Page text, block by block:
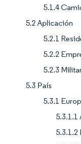
5.1.4
5.2 Aplicación
5.2.1
5.2.2
5.2.3
5.3 País
5.3.1
5.3.1.1
5.3.1.2